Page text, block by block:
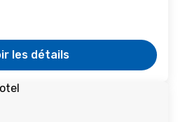
les détails